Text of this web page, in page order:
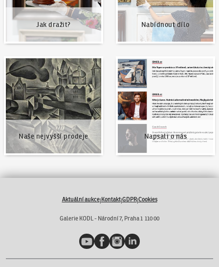
Jak dražit? Nabídnout dílo
Naše nejvyšší prodeje
Naše nejvyšší prodeje
Napsali o nás
Napsali o nás
Aktuální aukce|Kontakt|GDPR|Cookies
Galerie KODL - Národní 7, Praha 1 110 00
YouTubeFacebookInstagramLinkedIn